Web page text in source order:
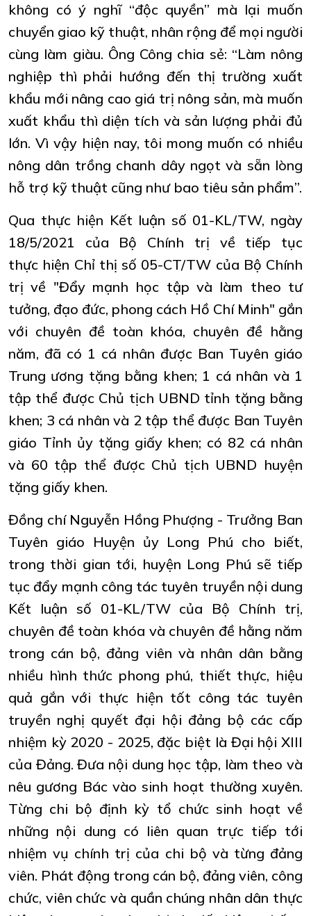
không có ý nghĩ “độc quyền” mà lại muốn
chuyển giao kỹ thuật, nhân rộng để mọi người
cùng làm giàu. Ông Công chia sẻ: “Làm nông
nghiệp thì phải hướng đến thị trường xuất
khẩu mới nâng cao giá trị nông sản, mà muốn
xuất khẩu thì diện tích và sản lượng phải đủ
lớn. Vì vậy hiện nay, tôi mong muốn có nhiều
nông dân trồng chanh dây ngọt và sẵn lòng
hỗ trợ kỹ thuật cũng như bao tiêu sản phẩm”.
Qua thực hiện Kết luận số 01-KL/TW, ngày
18/5/2021 của Bộ Chính trị về tiếp tục
thực hiện Chỉ thị số 05-CT/TW của Bộ Chính
trị về "Đẩy mạnh học tập và làm theo tư
tưởng, đạo đức, phong cách Hồ Chí Minh" gắn
với chuyên đề toàn khóa, chuyên đề hằng
năm, đã có 1 cá nhân được Ban Tuyên giáo
Trung ương tặng bằng khen; 1 cá nhân và 1
tập thể được Chủ tịch UBND tỉnh tặng bằng
khen; 3 cá nhân và 2 tập thể được Ban Tuyên
giáo Tỉnh ủy tặng giấy khen; có 82 cá nhân
và 60 tập thể được Chủ tịch UBND huyện
tặng giấy khen.
Đồng chí Nguyễn Hồng Phượng - Trưởng Ban
Tuyên giáo Huyện ủy Long Phú cho biết,
trong thời gian tới, huyện Long Phú sẽ tiếp
tục đẩy mạnh công tác tuyên truyền nội dung
Kết luận số 01-KL/TW của Bộ Chính trị,
chuyên đề toàn khóa và chuyên đề hằng năm
trong cán bộ, đảng viên và nhân dân bằng
nhiều hình thức phong phú, thiết thực, hiệu
quả gắn với thực hiện tốt công tác tuyên
truyền nghị quyết đại hội đảng bộ các cấp
nhiệm kỳ 2020 - 2025, đặc biệt là Đại hội XIII
của Đảng. Đưa nội dung học tập, làm theo và
nêu gương Bác vào sinh hoạt thường xuyên.
Từng chi bộ định kỳ tổ chức sinh hoạt về
những nội dung có liên quan trực tiếp tới
nhiệm vụ chính trị của chi bộ và từng đảng
viên. Phát động trong cán bộ, đảng viên, công
chức, viên chức và quần chúng nhân dân thực